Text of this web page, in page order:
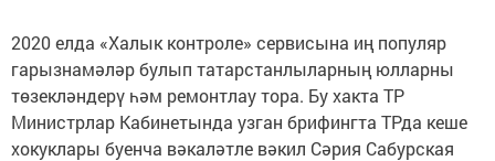
2020 елда «Халык контроле» сервисына иң популяр
гарызнамәләр булып татарстанлыларның юлларны
төзекләндерү һәм ремонтлау тора. Бу хакта ТР
Министрлар Кабинетында узган брифингта ТРда кеше
хокуклары буенча вәкаләтле вәкил Сәрия Сабурская